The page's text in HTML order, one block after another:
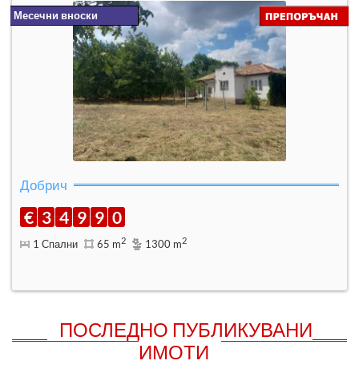
Добрич
Месечни вноски
€ 3 4 9 9 0
1 Спални 65 m2 1300 m2
ПОСЛЕДНО ПУБЛИКУВАНИ
ИМОТИ